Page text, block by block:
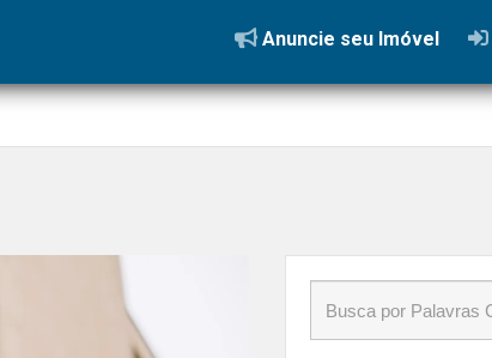
Anuncie seu Imóvel